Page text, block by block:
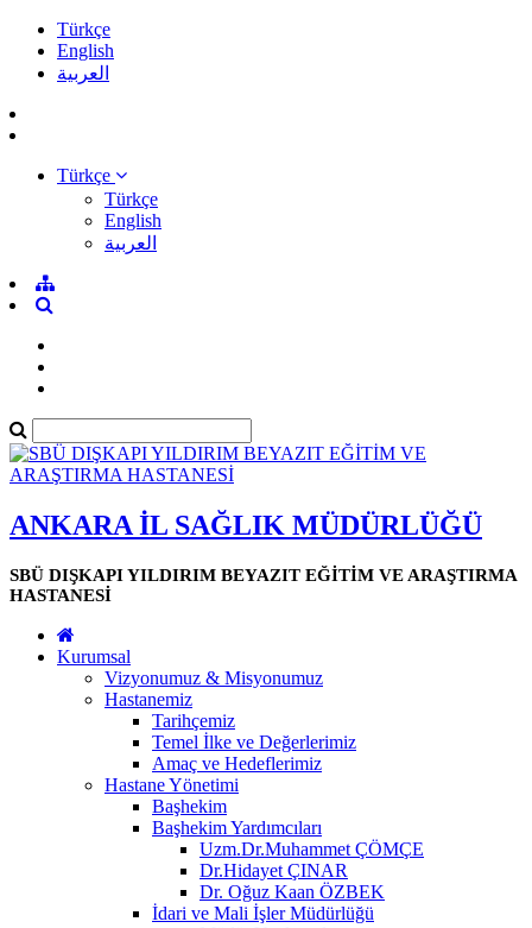
Türkçe
English
العربية
Türkçe
Türkçe
English
العربية
ANKARA İL SAĞLIK MÜDÜRLÜĞÜ
SBÜ DIŞKAPI YILDIRIM BEYAZIT EĞİTİM VE ARAŞTIRMA
HASTANESİ
Kurumsal
Vizyonumuz & Misyonumuz
Hastanemiz
Tarihçemiz
Temel İlke ve Değerlerimiz
Amaç ve Hedeflerimiz
Hastane Yönetimi
Başhekim
Başhekim Yardımcıları
Uzm.Dr.Muhammet ÇÖMÇE
Dr.Hidayet ÇINAR
Dr. Oğuz Kaan ÖZBEK
İdari ve Mali İşler Müdürlüğü